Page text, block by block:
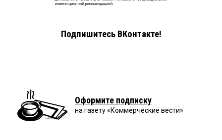
Подпишитесь ВКонтакте!
Оформите подписку
на газету «Коммерческие вести»